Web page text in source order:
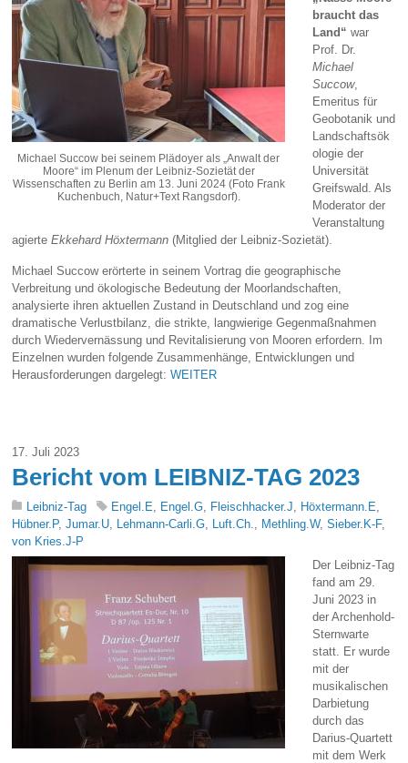
Michael Succow bei seinem Plädoyer als „Anwalt der
Moore“ im Plenum der Leibniz-Sozietät der
Wissenschaften zu Berlin am 13. Juni 2024 (Foto Frank
Kuchenbuch, Natur+Text Rangsdorf).
braucht das
Land“ war
Prof. Dr.
Michael
Succow,
Emeritus für
Geobotanik und
Landschaftsök
ologie der
Universität
Greifswald. Als
Moderator der
Veranstaltung
agierteEkkehard Höxtermann (Mitglied der Leibniz-Sozietät).
Michael Succow erörterte in seinem Vortrag die geographische
Verbreitung und ökologische Bedeutung der Moorlandschaften,
analysierte ihren aktuellen Zustand in Deutschland und zog eine
dramatische Verlustbilanz, die strikte, langwierige Gegenmaßnahmen
durch Wiedervernässung und Revitalisierung von Mooren erfordern. Im
Einzelnen wurden folgende Zusammenhänge, Entwicklungen und
Herausforderungen dargelegt:WEITER
17. Juli 2023
Bericht vom LEIBNIZ-TAG 2023
Leibniz-Tag Engel.E Engel.G Fleischhacker.J Höxtermann.E
Hübner.P,Jumar.U Lehmann-Carli.G Luft.Ch. Methling.W,Sieber.K-F,
von Kries.J-P
Der Leibniz-Tag
fand am 29.
Juni 2023 in
der Archenhold-
Sternwarte
statt. Er wurde
mit der
musikalischen
Darbietung
durch das
Darius-Quartett
mit dem Werk